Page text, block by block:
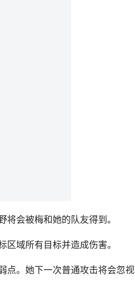
会被梅和她的队友得到。
域所有目标并造成伤害。
点。她下一次普通攻击将会忽视